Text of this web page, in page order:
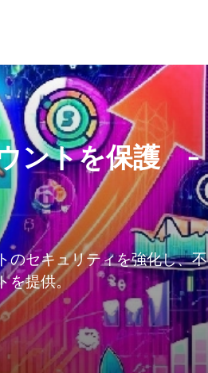
ウントを保護 -
のセキュリティを強化し、不
を提供。